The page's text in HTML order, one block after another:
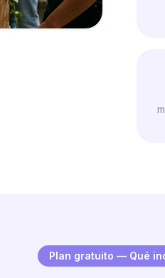
Plan gratuito — Qué